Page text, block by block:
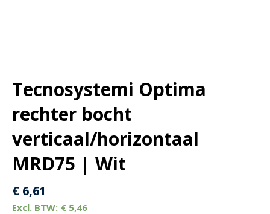
Tecnosystemi Optima
rechter bocht
verticaal/horizontaal
MRD75 | Wit
€ 6,61
€ 5,46